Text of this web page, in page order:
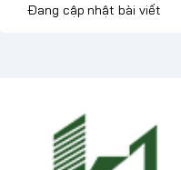
Đang cập nhật bài viết